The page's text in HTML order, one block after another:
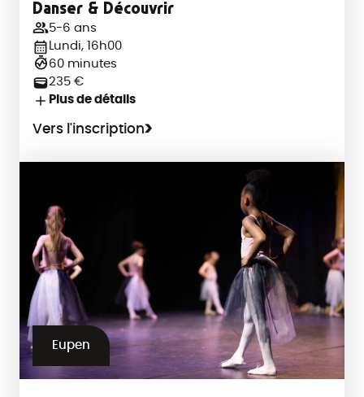
Danser & Découvrir
5-6 ans
Lundi, 16h00
60 minutes
235 €
Plus de détails
Vers l'inscription
Eupen